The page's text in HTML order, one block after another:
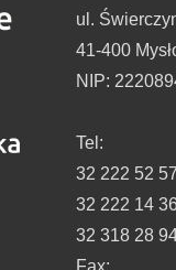
ul.
41-400
NIP:
Tel:
32 222 52
32 222 14
32 318 28